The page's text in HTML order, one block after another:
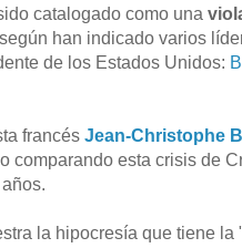
catalogado como una
han indicado varios
de los Estados Unidos:
francés Jean-Christophe
comparando esta crisis de
la hipocresía que tiene